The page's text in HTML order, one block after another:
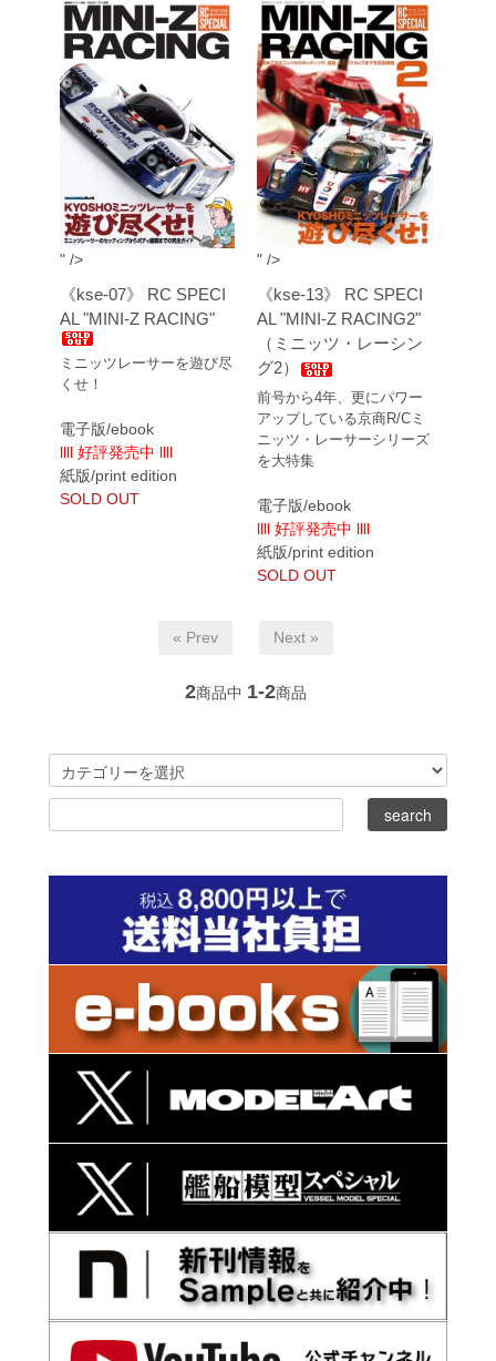
" />
《kse-07》 RC SPECI
AL "MINI-Z RACING"
ミニッツレーサーを遊び尽
くせ！
電子版/ebook
llll 好評発売中 llll
紙版/print edition
SOLD OUT
" />
《kse-13》 RC SPECI
AL "MINI-Z RACING2"
（ミニッツ・レーシン
グ2）
前号から4年、更にパワー
アップしている京商R/Cミ
ニッツ・レーサーシリーズ
を大特集
電子版/ebook
llll 好評発売中 llll
紙版/print edition
SOLD OUT
« Prev Next »
2商品中 1-2商品